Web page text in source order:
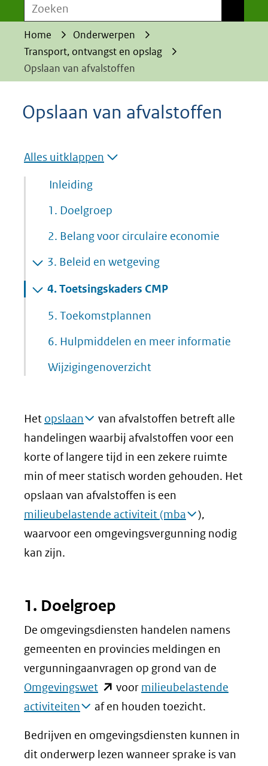
Zoeken
Home
Onderwerpen
Transport, ontvangst en opslag
Opslaan van afvalstoffen
Opslaan van afvalstoffen
Alles uitklappen
Inleiding
1. Doelgroep
2. Belang voor circulaire economie
3. Beleid en wetgeving
4.Toetsingskaders CMP
5. Toekomstplannen
6. Hulpmiddelen en meer informatie
Wijzigingenoverzicht
Het opslaan
van afvalstoffen betreft alle
handelingen waarbij afvalstoffen voor een
korte of langere tijd in een zekere ruimte
min of meer statisch worden gehouden. Het
opslaan van afvalstoffen is een
milieubelastende activiteit (mba
),
waarvoor een omgevingsvergunning nodig
kan zijn.
1. Doelgroep
De omgevingsdiensten handelen namens
gemeenten en provincies meldingen en
vergunningaanvragen op grond van de
Omgevingswet (opent
in
venster)
voor milieubelastende
activiteiten
af en houden toezicht.
Bedrijven en omgevingsdiensten kunnen in
dit onderwerp lezen wanneer sprake is van